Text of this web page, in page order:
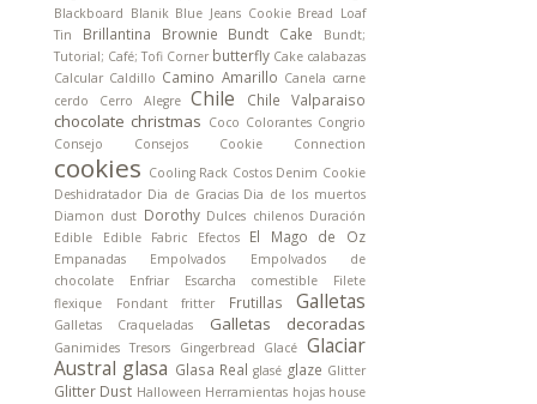
Blackboard Blanik Blue Jeans Cookie Bread Loaf
Tin
Brillantina Brownie Bundt Cake
Bundt;
Tutorial; Café; Tofi Corner butterfly Cake calabazas
Calcular Caldillo Camino Amarillo Canela carne
cerdo
Cerro Alegre Chile Chile Valparaiso
chocolate christmas Coco Colorantes Congrio
Consejo
Consejos Cookie Connection
cookies Cooling Rack Costos Denim Cookie
Deshidratador Dia de Gracias Dia de los muertos
Diamon dust Dorothy Dulces chilenos Duración
Edible
Edible Fabric Efectos El Mago de Oz
Empanadas Empolvados
Empolvados de
chocolate
Enfriar Escarcha comestible
Filete
flexique
Fondant fritter Frutillas Galletas
Galletas Craqueladas Galletas decoradas
Ganimides Tresors Gingerbread Glacé Glaciar
Austral glasa Glasa Real glasé glaze Glitter
Glitter Dust Halloween Herramientas hojas house